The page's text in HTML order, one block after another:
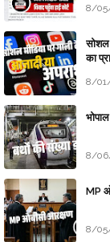
8/
सोशल
का
8/
8/
MP
8/